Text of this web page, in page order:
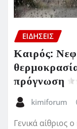
ΕΙΔΗΣΕΙΣ
Καιρός:
πρόγνωση
kimiforum
Γενικά αίθριος